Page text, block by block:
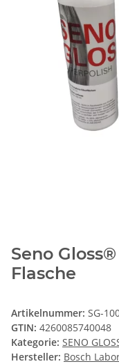
Seno
Flasche
Artikelnummer: SG-
GTIN: 4260085740048
Kategorie: SENO
Hersteller: Bosch